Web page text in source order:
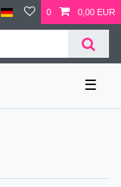
0 0,00 EUR
☰